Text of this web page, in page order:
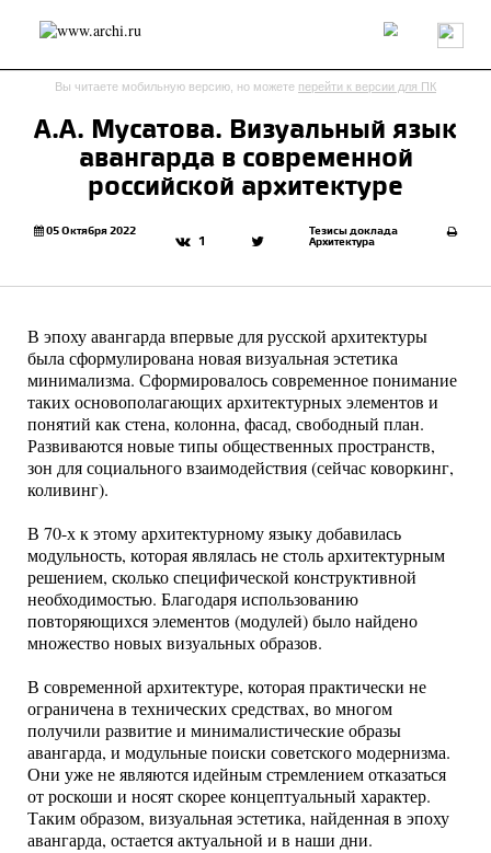
Россия Мир Технологии Интерьер Пресса
Архитекторы
Анонсы конкурсов
Блог
Исследование
Обзор
Объект
Результаты конкурса
Дизайн
Иностранцы в России
Интерьер
Эко
Вы читаете мобильную версию, но можете перейти к версии для ПК
А.А. Мусатова. Визуальный язык
авангарда в современной
российской архитектуре
05 Октября 2022
1
Тезисы доклада
Архитектура
В эпоху авангарда впервые для русской архитектуры
была сформулирована новая визуальная эстетика
минимализма. Сформировалось современное понимание
таких основополагающих архитектурных элементов и
понятий как стена, колонна, фасад, свободный план.
Развиваются новые типы общественных пространств,
зон для социального взаимодействия (сейчас коворкинг,
коливинг).
В 70-х к этому архитектурному языку добавилась
модульность, которая являлась не столь архитектурным
решением, сколько специфической конструктивной
необходимостью. Благодаря использованию
повторяющихся элементов (модулей) было найдено
множество новых визуальных образов.
В современной архитектуре, которая практически не
ограничена в технических средствах, во многом
получили развитие и минималистические образы
авангарда, и модульные поиски советского модернизма.
Они уже не являются идейным стремлением отказаться
от роскоши и носят скорее концептуальный характер.
Таким образом, визуальная эстетика, найденная в эпоху
авангарда, остается актуальной и в наши дни.